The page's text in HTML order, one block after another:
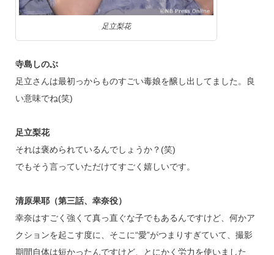
足立梨花
寺島しのぶ
足立さんは最初っからものすごい毒娘を醸し出してました。良
い意味でね(笑)
足立梨花
それは褒められているんでしょうか？(笑)
でもそう言っていただけてすごく嬉しいです。
清原果耶（第三話、幸奈役）
幸奈はすごく強くて真っ直ぐな子でもあるんですけど、何かア
クションを起こす度に、そこに“愛”がつまりすぎていて、撮影
期間自体は短かったんですけど、とにかく労力を使いました